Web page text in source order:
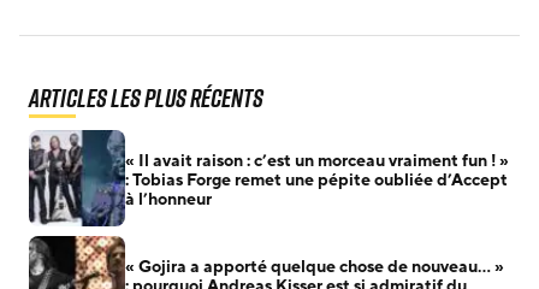
Articles les plus récents
« Il avait raison : c’est un morceau vraiment fun ! »
: Tobias Forge remet une pépite oubliée d’Accept
à l’honneur
« Gojira a apporté quelque chose de nouveau… »